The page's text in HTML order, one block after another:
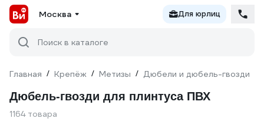
Москва Для юрлиц
Поиск в каталоге
Главная / Крепёж / Метизы / Дюбели и дюбель-гвозди
Дюбель-гвозди для плинтуса ПВХ
1164 товара